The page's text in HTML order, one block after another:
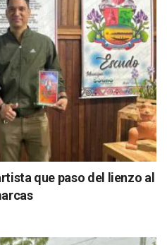
que paso del lienzo al